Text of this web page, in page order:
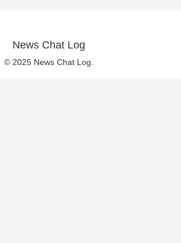
News Chat Log
© 2025 News Chat Log.